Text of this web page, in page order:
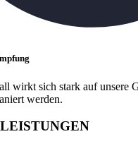
wirkt sich stark auf unsere
werden.